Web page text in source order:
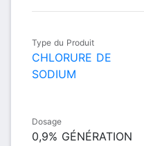
Type du Produit
CHLORURE DE
SODIUM
Dosage
0,9% GÉNÉRATION